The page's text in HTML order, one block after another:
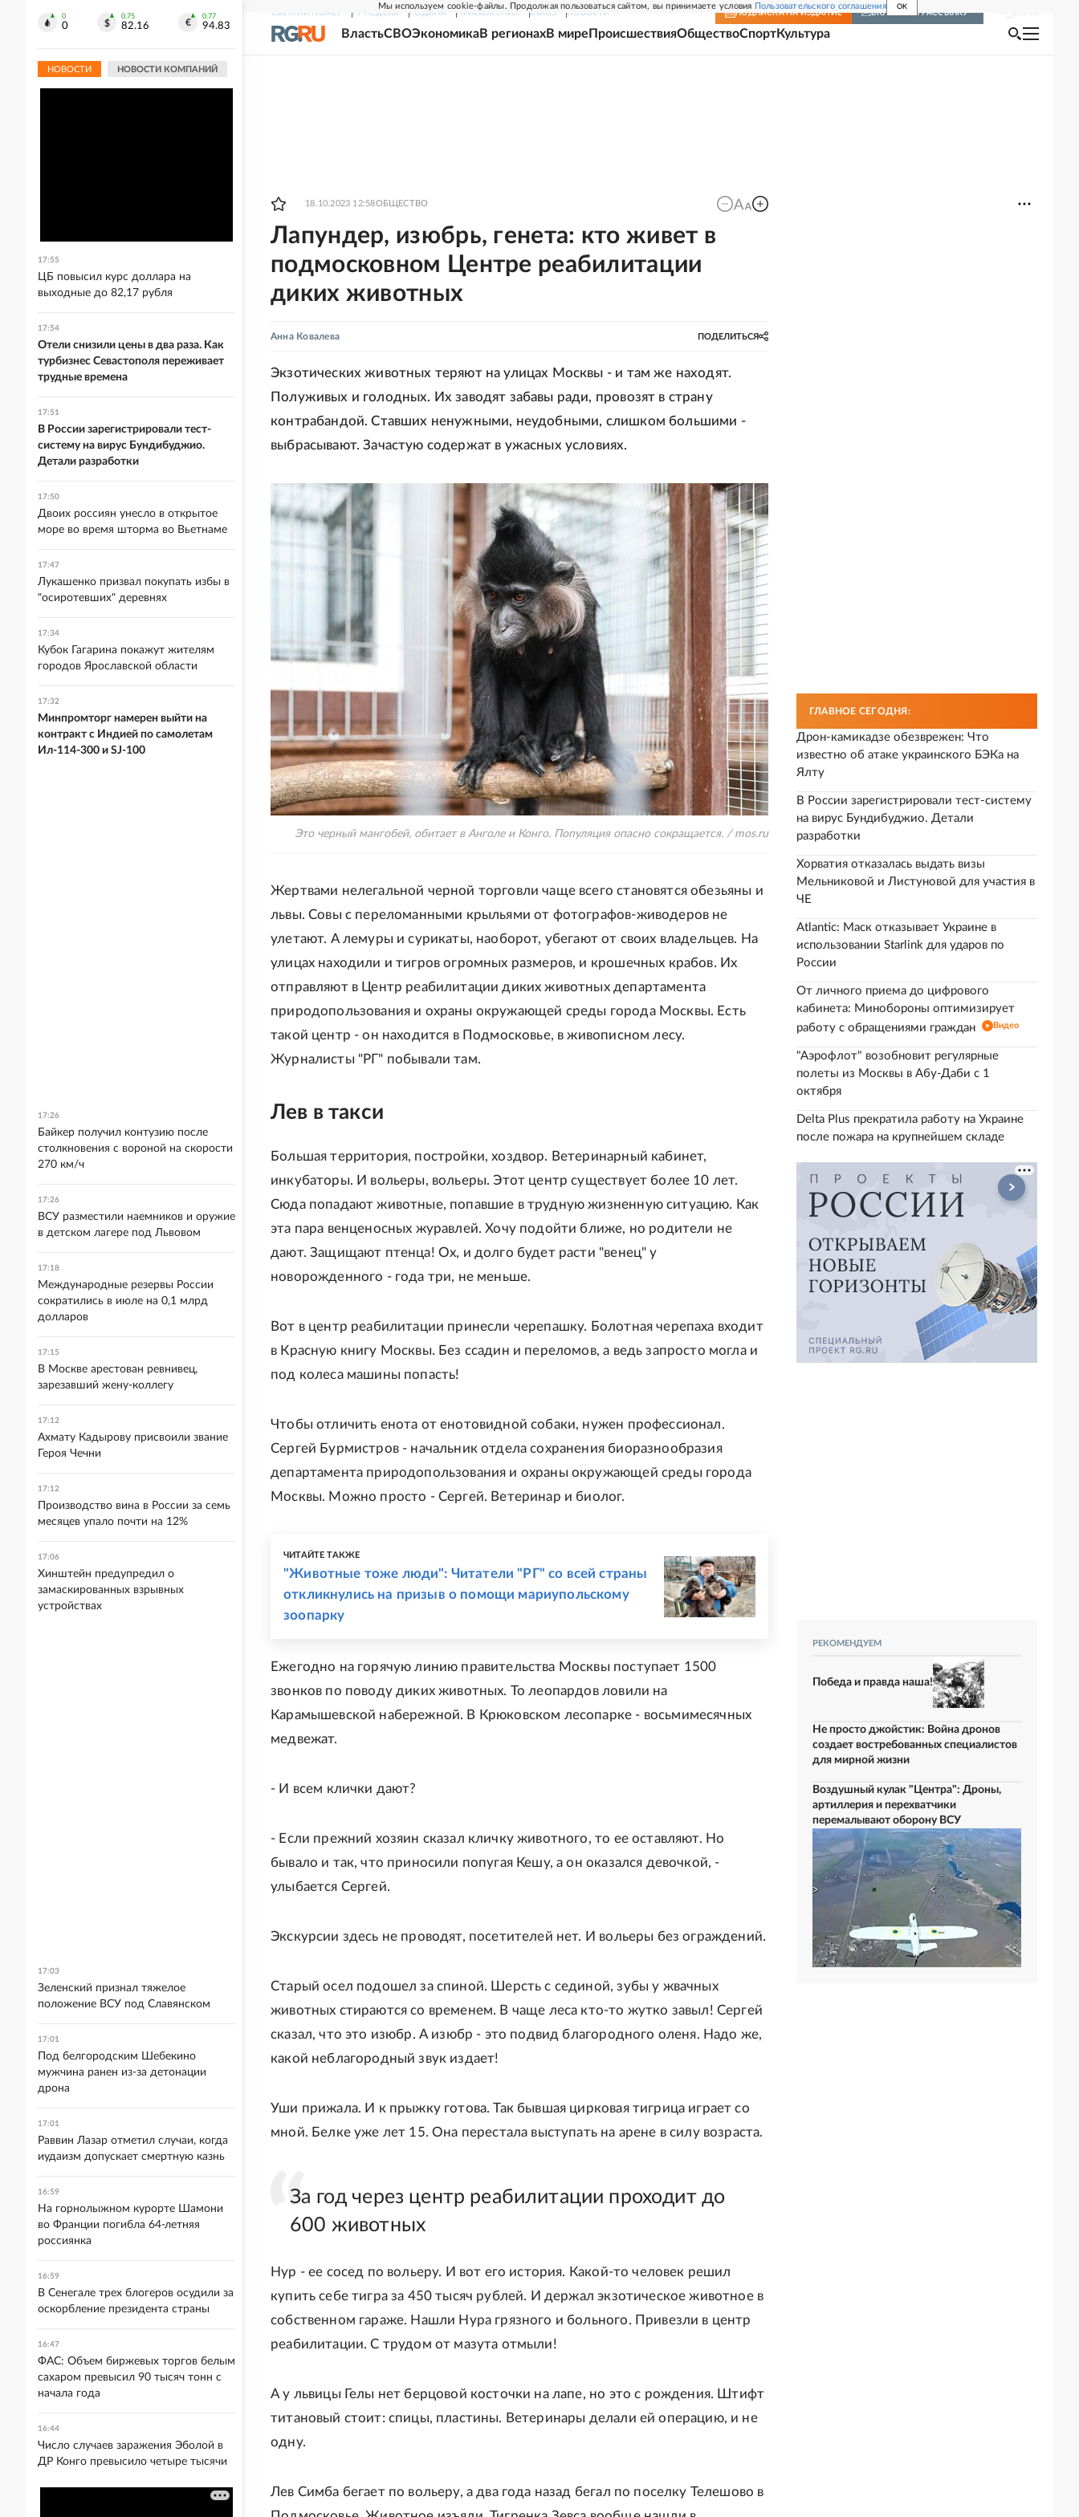
Мы используем cookie-файлы. Продолжая пользоваться сайтом, вы принимаете условия Пользовательского соглашения OK
СВЕЖИЙ НОМЕР РГ-НЕДЕЛЯ РОДИНА ПРИЛОЖЕНИЯ СОЮЗ НОВОСТИ ПОДПИСКА НА ИЗДАНИЕ ВКЛЮЧИТЬ РАССЫЛКУ
ВластьСВОЭкономикаВ регионахВ мире ПроисшествияОбществоСпортКультура
18.10.2023 12:58ОБЩЕСТВО
Лапундер, изюбрь, генета: кто живет в
подмосковном Центре реабилитации
диких животных
Анна Ковалева ПОДЕЛИТЬСЯ
Экзотических животных теряют на улицах Москвы - и там же находят.
Полуживых и голодных. Их заводят забавы ради, провозят в страну
контрабандой. Ставших ненужными, неудобными, слишком большими -
выбрасывают. Зачастую содержат в ужасных условиях.
Это черный мангобей, обитает в Анголе и Конго. Популяция опасно сокращается. / mos.ru
Жертвами нелегальной черной торговли чаще всего становятся обезьяны и
львы. Совы с переломанными крыльями от фотографов-живодеров не
улетают. А лемуры и сурикаты, наоборот, убегают от своих владельцев. На
улицах находили и тигров огромных размеров, и крошечных крабов. Их
отправляют в Центр реабилитации диких животных департамента
природопользования и охраны окружающей среды города Москвы. Есть
такой центр - он находится в Подмосковье, в живописном лесу.
Журналисты "РГ" побывали там.
Лев в такси
Большая территория, постройки, хоздвор. Ветеринарный кабинет,
инкубаторы. И вольеры, вольеры. Этот центр существует более 10 лет.
Сюда попадают животные, попавшие в трудную жизненную ситуацию. Как
эта пара венценосных журавлей. Хочу подойти ближе, но родители не
дают. Защищают птенца! Ох, и долго будет расти "венец" у
новорожденного - года три, не меньше.
Вот в центр реабилитации принесли черепашку. Болотная черепаха входит
в Красную книгу Москвы. Без ссадин и переломов, а ведь запросто могла и
под колеса машины попасть!
Чтобы отличить енота от енотовидной собаки, нужен профессионал.
Сергей Бурмистров - начальник отдела сохранения биоразнообразия
департамента природопользования и охраны окружающей среды города
Москвы. Можно просто - Сергей. Ветеринар и биолог.
ЧИТАЙТЕ ТАКЖЕ
"Животные тоже люди": Читатели "РГ" со всей страны
откликнулись на призыв о помощи мариупольскому
зоопарку
Ежегодно на горячую линию правительства Москвы поступает 1500
звонков по поводу диких животных. То леопардов ловили на
Карамышевской набережной. В Крюковском лесопарке - восьмимесячных
медвежат.
- И всем клички дают?
- Если прежний хозяин сказал кличку животного, то ее оставляют. Но
бывало и так, что приносили попугая Кешу, а он оказался девочкой, -
улыбается Сергей.
Экскурсии здесь не проводят, посетителей нет. И вольеры без ограждений.
Старый осел подошел за спиной. Шерсть с сединой, зубы у жвачных
животных стираются со временем. В чаще леса кто-то жутко завыл! Сергей
сказал, что это изюбр. А изюбр - это подвид благородного оленя. Надо же,
какой неблагородный звук издает!
Уши прижала. И к прыжку готова. Так бывшая цирковая тигрица играет со
мной. Белке уже лет 15. Она перестала выступать на арене в силу возраста.
За год через центр реабилитации проходит до
600 животных
Нур - ее сосед по вольеру. И вот его история. Какой-то человек решил
купить себе тигра за 450 тысяч рублей. И держал экзотическое животное в
собственном гараже. Нашли Нура грязного и больного. Привезли в центр
реабилитации. С трудом от мазута отмыли!
А у львицы Гелы нет берцовой косточки на лапе, но это с рождения. Штифт
титановый стоит: спицы, пластины. Ветеринары делали ей операцию, и не
одну.
Лев Симба бегает по вольеру, а два года назад бегал по поселку Телешово в
ГЛАВНОЕ СЕГОДНЯ:
Дрон-камикадзе обезврежен: Что
известно об атаке украинского БЭКа на
Ялту
В России зарегистрировали тест-систему
на вирус Бундибуджио. Детали
разработки
Хорватия отказалась выдать визы
Мельниковой и Листуновой для участия в
ЧЕ
Atlantic: Маск отказывает Украине в
использовании Starlink для ударов по
России
От личного приема до цифрового
кабинета: Минобороны оптимизирует
работу с обращениями граждан
Видео
"Аэрофлот" возобновит регулярные
полеты из Москвы в Абу-Даби с 1
октября
Delta Plus прекратила работу на Украине
после пожара на крупнейшем складе
РЕКОМЕНДУЕМ
Победа и правда наша!
Не просто джойстик: Война дронов
создает востребованных специалистов
для мирной жизни
Воздушный кулак "Центра": Дроны,
артиллерия и перехватчики
перемалывают оборону ВСУ
0
0
0.75
82.16
0.77
94.83
НОВОСТИ НОВОСТИ КОМПАНИЙ
17:55
ЦБ повысил курс доллара на
выходные до 82,17 рубля
17:54
Отели снизили цены в два раза. Как
турбизнес Севастополя переживает
трудные времена
17:51
В России зарегистрировали тест-
систему на вирус Бундибуджио.
Детали разработки
17:50
Двоих россиян унесло в открытое
море во время шторма во Вьетнаме
17:47
Лукашенко призвал покупать избы в
"осиротевших" деревнях
17:34
Кубок Гагарина покажут жителям
городов Ярославской области
17:32
Минпромторг намерен выйти на
контракт с Индией по самолетам
Ил-114-300 и SJ-100
17:26
Байкер получил контузию после
столкновения с вороной на скорости
270 км/ч
17:26
ВСУ разместили наемников и оружие
в детском лагере под Львовом
17:18
Международные резервы России
сократились в июле на 0,1 млрд
долларов
17:15
В Москве арестован ревнивец,
зарезавший жену-коллегу
17:12
Ахмату Кадырову присвоили звание
Героя Чечни
17:12
Производство вина в России за семь
месяцев упало почти на 12%
17:06
Хинштейн предупредил о
замаскированных взрывных
устройствах
17:03
Зеленский признал тяжелое
положение ВСУ под Славянском
17:01
Под белгородским Шебекино
мужчина ранен из-за детонации
дрона
17:01
Раввин Лазар отметил случаи, когда
иудаизм допускает смертную казнь
16:59
На горнолыжном курорте Шамони
во Франции погибла 64-летняя
россиянка
16:59
В Сенегале трех блогеров осудили за
оскорбление президента страны
16:47
ФАС: Объем биржевых торгов белым
сахаром превысил 90 тысяч тонн с
начала года
16:44
Число случаев заражения Эболой в
ДР Конго превысило четыре тысячи